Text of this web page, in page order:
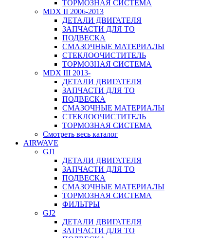
ТОРМОЗНАЯ СИСТЕМА
MDX II 2006-2013
ДЕТАЛИ ДВИГАТЕЛЯ
ЗАПЧАСТИ ДЛЯ ТО
ПОДВЕСКА
СМАЗОЧНЫЕ МАТЕРИАЛЫ
СТЕКЛООЧИСТИТЕЛЬ
ТОРМОЗНАЯ СИСТЕМА
MDX III 2013-
ДЕТАЛИ ДВИГАТЕЛЯ
ЗАПЧАСТИ ДЛЯ ТО
ПОДВЕСКА
СМАЗОЧНЫЕ МАТЕРИАЛЫ
СТЕКЛООЧИСТИТЕЛЬ
ТОРМОЗНАЯ СИСТЕМА
Смотреть весь каталог
AIRWAVE
GJ1
ДЕТАЛИ ДВИГАТЕЛЯ
ЗАПЧАСТИ ДЛЯ ТО
ПОДВЕСКА
СМАЗОЧНЫЕ МАТЕРИАЛЫ
ТОРМОЗНАЯ СИСТЕМА
ФИЛЬТРЫ
GJ2
ДЕТАЛИ ДВИГАТЕЛЯ
ЗАПЧАСТИ ДЛЯ ТО